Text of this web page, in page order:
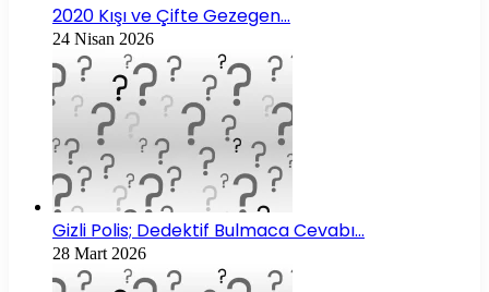
2020 Kışı ve Çifte Gezegen…
24 Nisan 2026
Gizli Polis; Dedektif Bulmaca Cevabı…
28 Mart 2026